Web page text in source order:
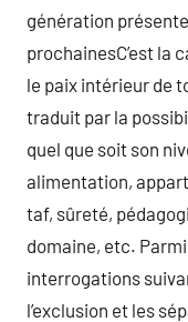
génération
prochainesC’est la
le paix intérieur de
traduit par la
quel que soit son
alimentation,
taf, sûreté,
domaine, etc.
interrogations
l’exclusion et les